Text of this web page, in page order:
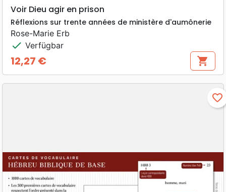
Voir Dieu agir en prison
Réflexions sur trente années de ministère d'aumônerie
Rose-Marie Erb
check Verfügbar
Preis
12,27 € shopping_cart
favorite_border